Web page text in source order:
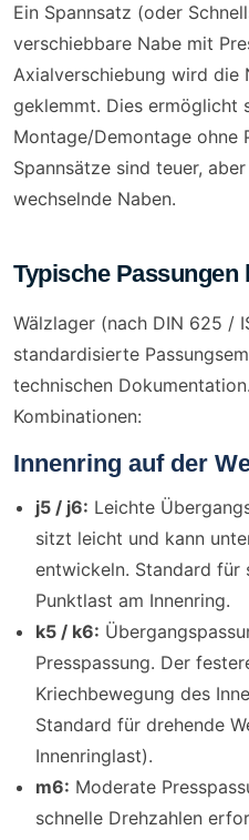
Ein Spannsatz (oder
verschiebbare Nabe mit
Axialverschiebung wird die
geklemmt. Dies ermöglicht
Montage/Demontage ohne
Spannsätze sind teuer,
wechselnde Naben.
Typische Passungen
Wälzlager (nach DIN 625 /
standardisierte
technischen
Kombinationen:
Innenring auf der
j5 / j6: Leichte
sitzt leicht und kann
entwickeln. Standard für
Punktlast am Innenring.
k5 / k6:
Presspassung. Der
Kriechbewegung des
Standard für drehende
Innenringlast).
m6: Moderate
schnelle Drehzahlen